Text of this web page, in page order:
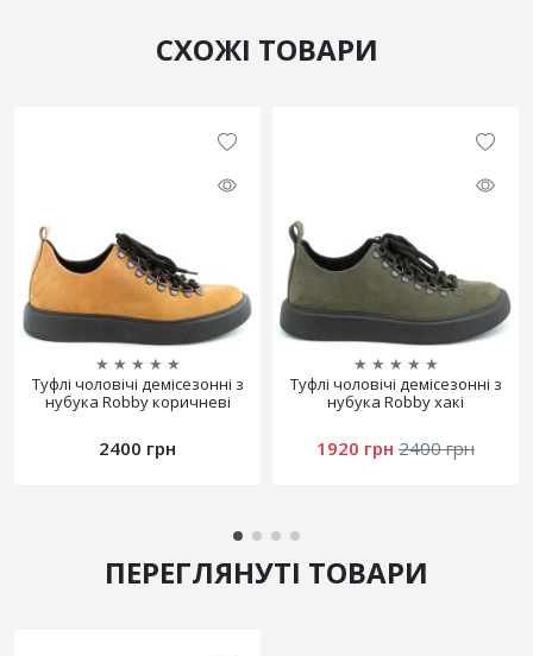
СХОЖІ ТОВАРИ
★ ★ ★ ★ ★
Туфлі чоловічі демісезонні з
нубука Robby коричневі
2400 грн
★ ★ ★ ★ ★
Туфлі чоловічі демісезонні з
нубука Robby хакі
1920 грн 2400 грн
ПЕРЕГЛЯНУТІ ТОВАРИ